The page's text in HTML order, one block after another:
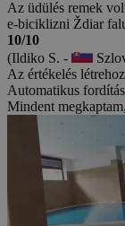
Az üdülés remek
e-biciklizni Ždiar
10/10
(Ildiko S. -
Az értékelés
Automatikus
Mindent